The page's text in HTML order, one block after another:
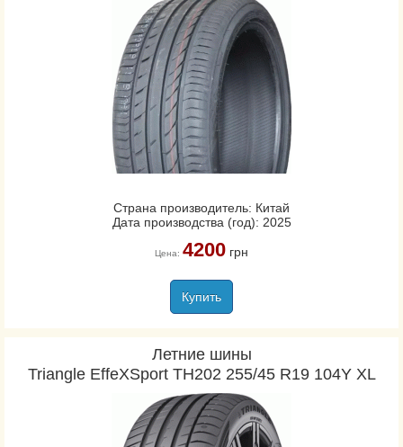
Страна производитель: Китай
Дата производства (год): 2025
Цена: 4200грн
Купить
Летние шины
Triangle EffeXSport TH202 255/45 R19 104Y XL